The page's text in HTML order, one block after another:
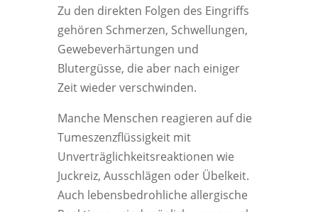
Zu den direkten Folgen des Eingriffs
gehören Schmerzen, Schwellungen,
Gewebeverhärtungen und
Blutergüsse, die aber nach einiger
Zeit wieder verschwinden.
Manche Menschen reagieren auf die
Tumeszenzflüssigkeit mit
Unverträglichkeitsreaktionen wie
Juckreiz, Ausschlägen oder Übelkeit.
Auch lebensbedrohliche allergische